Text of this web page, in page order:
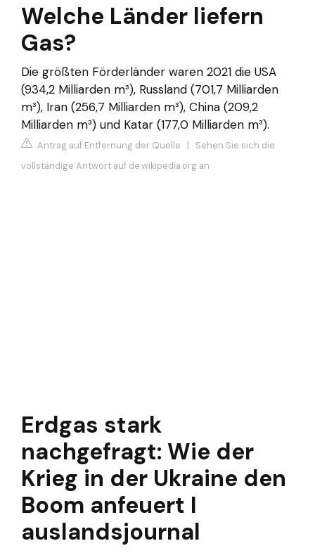
Welche Länder liefern
Gas?
Die größten Förderländer waren 2021 die USA
(934,2 Milliarden m³), Russland (701,7 Milliarden
m³), Iran (256,7 Milliarden m³), China (209,2
Milliarden m³) und Katar (177,0 Milliarden m³).
Antrag auf Entfernung der Quelle | Sehen Sie sich die
vollständige Antwort auf de.wikipedia.org an
Erdgas stark
nachgefragt: Wie der
Krieg in der Ukraine den
Boom anfeuert I
auslandsjournal